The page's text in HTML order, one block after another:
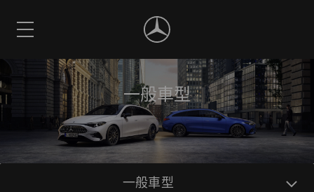
一般車型
一般車型